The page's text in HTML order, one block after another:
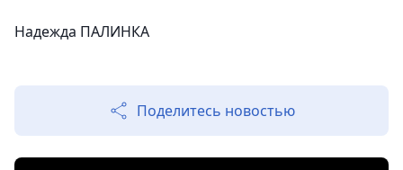
Надежда ПАЛИНКА
Поделитесь новостью